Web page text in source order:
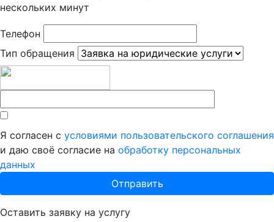
нескольких минут
Телефон
Тип обращения
Я согласен с условиями пользовательского соглашения
и даю своё согласие на обработку персональных
данных
Оставить заявку на услугу